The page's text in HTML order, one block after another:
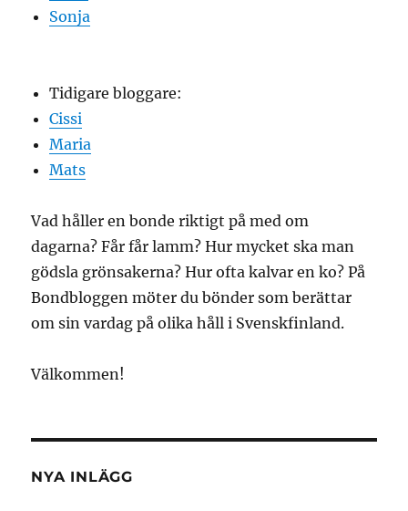
Sonja
Tidigare bloggare:
Cissi
Maria
Mats
Vad håller en bonde riktigt på med om
dagarna? Får får lamm? Hur mycket ska man
gödsla grönsakerna? Hur ofta kalvar en ko? På
Bondbloggen möter du bönder som berättar
om sin vardag på olika håll i Svenskfinland.
Välkommen!
NYA INLÄGG